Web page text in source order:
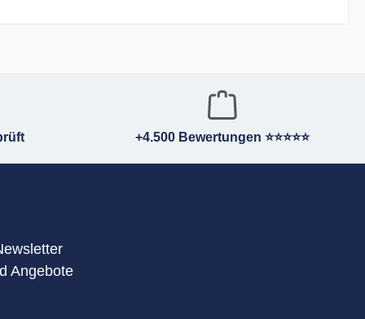
+4.500 Bewertungen ⭐⭐⭐⭐⭐
Angebote